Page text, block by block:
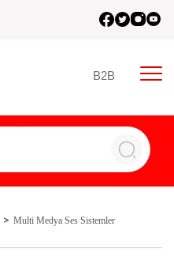
B2B
Multi Medya Ses Sistemler